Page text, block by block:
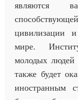
являются
цивилизации
мире.
молодых людей
также будет
иностранным